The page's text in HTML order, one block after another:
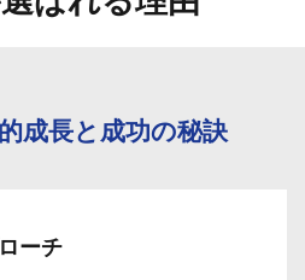
成長と成功の秘訣
ーチ